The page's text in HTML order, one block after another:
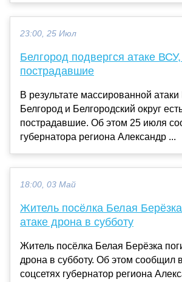
23:00, 25 Июл
Белгород подвергся атаке ВСУ,
пострадавшие
В результате массированной
Белгород и Белгородский округ
пострадавшие. Об этом 25 июля
губернатора региона Александр ...
18:00, 03 Май
Житель посёлка Белая
атаке дрона в субботу
Житель посёлка Белая Берёзка
дрона в субботу. Об этом сообщил
соцсетях губернатор региона